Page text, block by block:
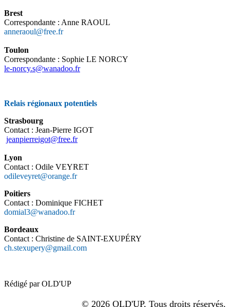
Brest
Correspondante : Anne RAOUL
anneraoul@free.fr
Toulon
Correspondante : Sophie LE NORCY
le-norcy.s@wanadoo.fr
Relais régionaux potentiels
Strasbourg
Contact : Jean-Pierre IGOT
jeanpierreigot@free.fr
Lyon
Contact : Odile VEYRET
odileveyret@orange.fr
Poitiers
Contact : Dominique FICHET
domial3@wanadoo.fr
Bordeaux
Contact : Christine de SAINT-EXUPÉRY
ch.stexupery@gmail.com
Rédigé par OLD'UP
© 2026 OLD'UP, Tous droits réservés.